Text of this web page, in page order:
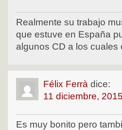
Realmente su trabajo
que estuve en España
algunos CD a los
Félix Ferrà dice:
11 diciembre,
Es muy bonito pero